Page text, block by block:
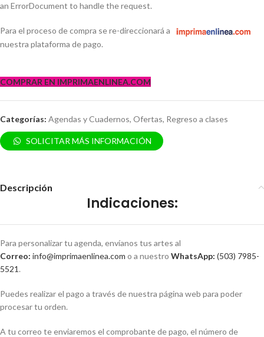
an ErrorDocument to handle the request.
Para el proceso de compra se re-direccionará a
nuestra plataforma de pago.
COMPRAR EN IMPRIMAENLINEA.COM
Categorías: Agendas y Cuadernos, Ofertas, Regreso a clases
SOLICITAR MÁS INFORMACIÓN
Descripción
Indicaciones:
Para personalizar tu agenda, envíanos tus artes al
Correo: info@imprimaenlinea.com o a nuestro WhatsApp: (503) 7985-
5521 .
Puedes realizar el pago a través de nuestra página web para poder
procesar tu orden.
A tu correo te enviaremos el comprobante de pago, el número de